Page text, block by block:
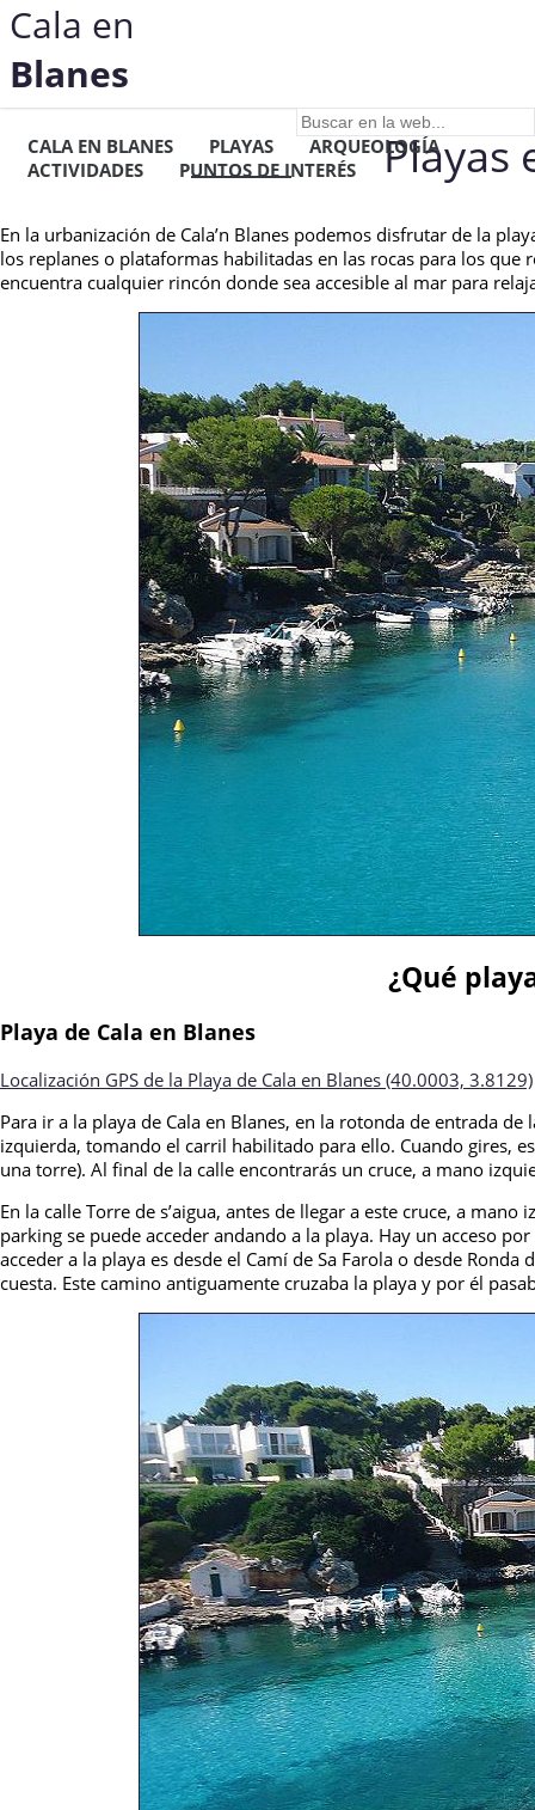
Cala en
Blanes
CALA EN BLANES PLAYAS
ARQUEOLOGÍA
ACTIVIDADES
PUNTOS DE INTERÉS Playas
En la urbanización de Cala’n Blanes podemos disfrutar de la
los replanes o plataformas habilitadas en las rocas para los
encuentra cualquier rincón donde sea accesible al mar para
¿Qué
Playa de Cala en Blanes
Localización GPS de la Playa de Cala en Blanes (40.0003, 3.8129)
Para ir a la playa de Cala en Blanes, en la rotonda de entrada
izquierda, tomando el carril habilitado para ello. Cuando gires,
una torre). Al final de la calle encontrarás un cruce, a mano
En la calle Torre de s’aigua, antes de llegar a este cruce, a
parking se puede acceder andando a la playa. Hay un acceso
acceder a la playa es desde el Camí de Sa Farola o desde
cuesta. Este camino antiguamente cruzaba la playa y por él